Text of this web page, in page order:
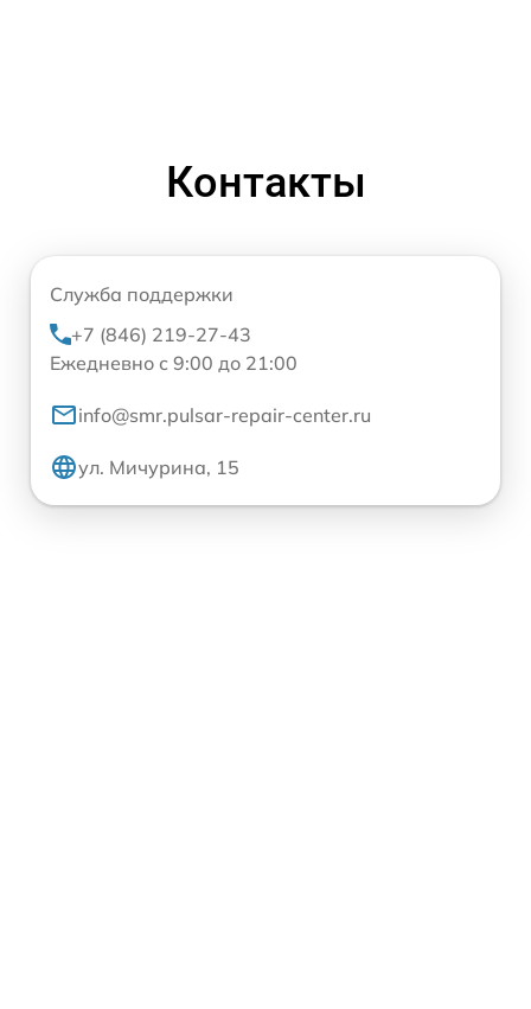
Контакты
Служба поддержки
+7 (846) 219-27-43
Ежедневно с 9:00 до 21:00
info@smr.pulsar-repair-center.ru
ул. Мичурина, 15